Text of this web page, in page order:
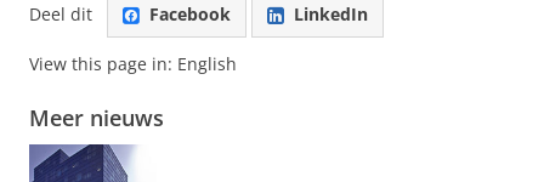
Deel dit Facebook LinkedIn
View this page in: English
Meer nieuws